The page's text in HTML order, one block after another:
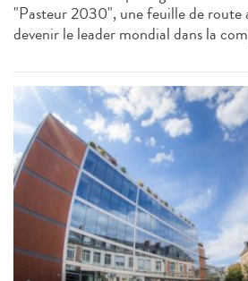
"Pasteur 2030", une feuille de route
devenir le leader mondial dans la